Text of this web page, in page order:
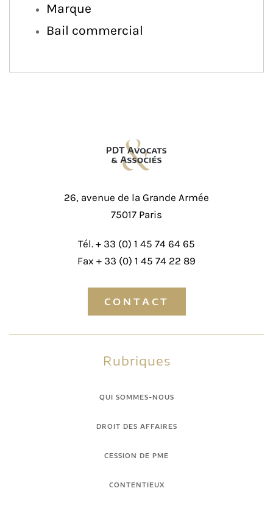
Marque
Bail commercial
26, avenue de la Grande Armée
75017 Paris
Tél. + 33 (0) 1 45 74 64 65
Fax + 33 (0) 1 45 74 22 89
CONTACT
Rubriques
QUI SOMMES-NOUS
DROIT DES AFFAIRES
CESSION DE PME
CONTENTIEUX